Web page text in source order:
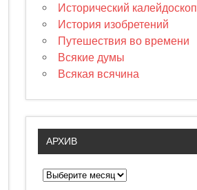
Исторический калейдоскоп
История изобретений
Путешествия во времени
Всякие думы
Всякая всячина
АРХИВ
А
р